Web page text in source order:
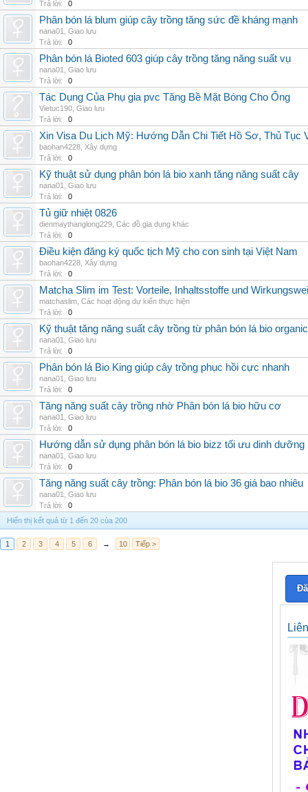
Trả lời:
0
Phân bón lá blum giúp cây trồng tăng sức đề kháng mạnh
nana01
Giao lưu
Trả lời:
0
Phân bón lá Bioted 603 giúp cây trồng tăng năng suất vụ
nana01
Giao lưu
Trả lời:
0
Tác Dụng Của Phụ gia pvc Tăng Bề Mặt Bóng Cho Ống
Vietuc190 Giao lưu
Trả lời:
0
Xin Visa Du Lịch Mỹ: Hướng Dẫn Chi Tiết Hồ Sơ, Thủ Tục
baohan4228 Xây dựng
Trả lời:
0
Kỹ thuật sử dụng phân bón lá bio xanh tăng năng suất cây
nana01
Giao lưu
Trả lời:
0
Tủ giữ nhiệt 0826
dienmaythanglong229 Các đồ gia dụng khác
Trả lời:
0
Điều kiện đăng ký quốc tịch Mỹ cho con sinh tại Việt Nam
baohan4228 Xây dựng
Trả lời:
0
Matcha Slim im Test: Vorteile, Inhaltsstoffe und
matchaslim Các hoạt động dự kiến thực hiện
Trả lời:
0
Kỹ thuật tăng năng suất cây trồng từ phân bón lá bio organic
nana01
Giao lưu
Trả lời:
0
Phân bón lá Bio King giúp cây trồng phục hồi cực nhanh
nana01
Giao lưu
Trả lời:
0
Tăng năng suất cây trồng nhờ Phân bón lá bio hữu cơ
nana01
Giao lưu
Trả lời:
0
Hướng dẫn sử dụng phân bón lá bio bizz tối ưu dinh dưỡng
nana01
Giao lưu
Trả lời:
0
Tăng năng suất cây trồng: Phân bón lá bio 36 giá bao nhiêu
nana01
Giao lưu
Trả lời:
0
Hiển thị kết quả từ 1 đến 20 của 200
1 2 3 4 5 6 → 10 Tiếp >